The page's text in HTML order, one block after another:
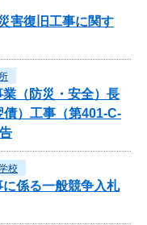
害復旧工事に関す
（防災・安全）長
債）工事（第401-C-
校
係る一般競争入札